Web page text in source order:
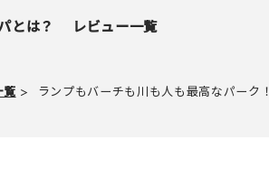
とは？ レビュー一覧
覧 ランプもバーチも川も人も最高なパーク！